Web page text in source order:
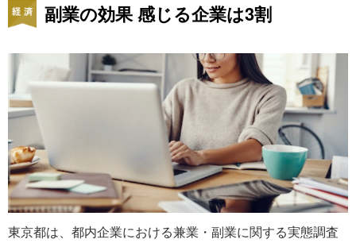
副業の効果 感じる企業は3割
東京都は、都内企業における兼業・副業に関する実態調査